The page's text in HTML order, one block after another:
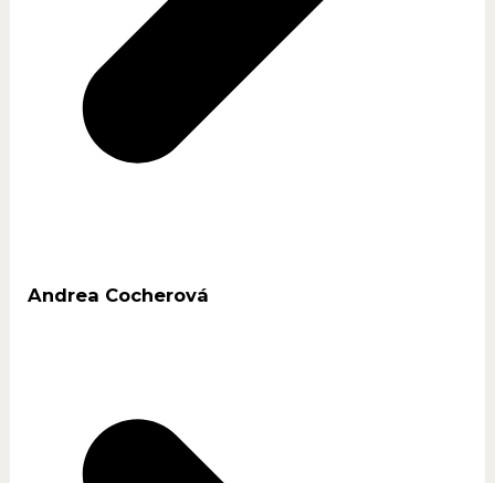
Andrea Cocherová